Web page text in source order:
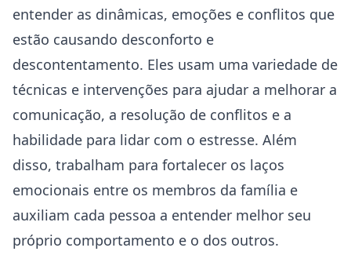
entender ⁣as ‌dinâmicas,⁢ emoções e conflitos que
⁢estão​ causando desconforto ⁢e
descontentamento. Eles usam uma variedade de
técnicas e intervenções para ajudar a melhorar a
comunicação, a resolução de conflitos e a
habilidade para lidar com o estresse. Além
disso, trabalham‌ para fortalecer os laços
⁢emocionais entre os membros da família e
auxiliam cada pessoa a entender melhor seu
próprio comportamento e ​o dos outros.